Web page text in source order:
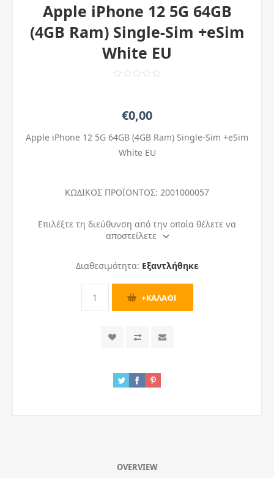
Apple iPhone 12 5G 64GB
(4GB Ram) Single-Sim +eSim
White EU
€0,00
Apple iPhone 12 5G 64GB (4GB Ram) Single-Sim +eSim
White EU
ΚΩΔΙΚΟΣ ΠΡΟΪΟΝΤΟΣ: 2001000057
Επιλέξτε τη διεύθυνση από την οποία θέλετε να
αποστείλετε
Διαθεσιμότητα: Εξαντλήθηκε
OVERVIEW